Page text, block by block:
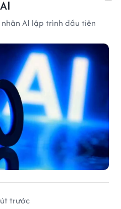
AI lập trình đầu tiên
trước